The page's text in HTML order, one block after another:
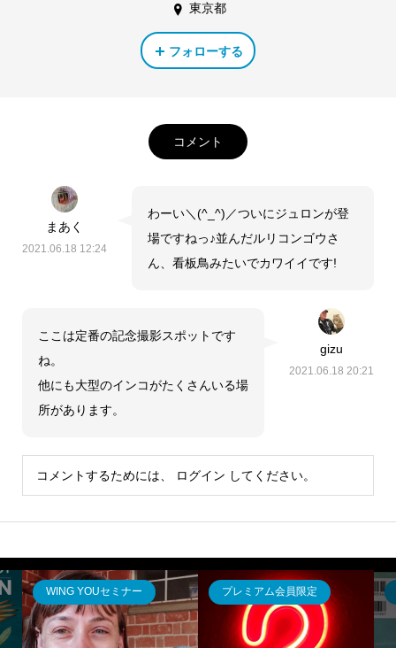
東京都
フォローする
コメント
まあく
2021.06.18 12:24
わーい＼(^_^)／ついにジュロンが登
場ですねっ♪並んだルリコンゴウさ
ん、看板鳥みたいでカワイイです!
gizu
2021.06.18 20:21
ここは定番の記念撮影スポットです
ね。
他にも大型のインコがたくさんいる場
所があります。
コメントするためには、 ログイン してください。
WING YOUセミナー プレミアム会員限定